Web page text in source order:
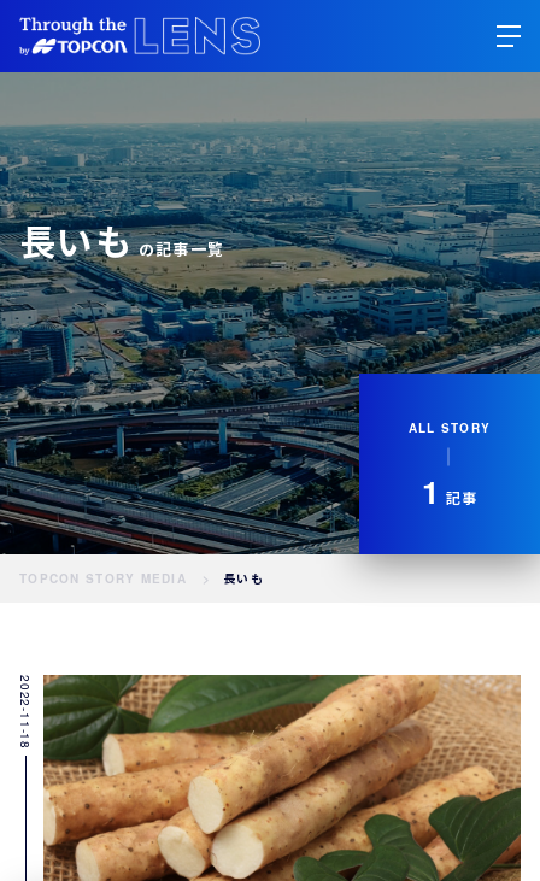
長いも の記事一覧
ALL STORY
1 記事
TOPCON STORY MEDIA 長いも
2022-11-18